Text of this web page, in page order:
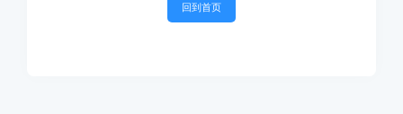
回到首页